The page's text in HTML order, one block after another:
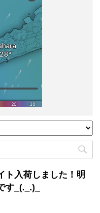
ト入荷しました！明
す_(._.)_